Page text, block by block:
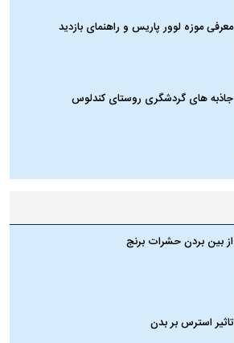
معرفی موزه لوور پاریس و راهنمای بازدید
جاذبه های گردشگری روستای کندلوس
از بین بردن حشرات برنج
تاثیر استرس بر بدن